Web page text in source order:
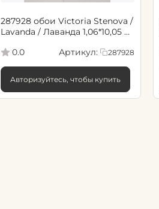
287928 обои Victoria Stenova /
Lavanda / Лаванда 1,06*10,05 м
0.0
Артикул: 287928
Авторизуйтесь, чтобы купить